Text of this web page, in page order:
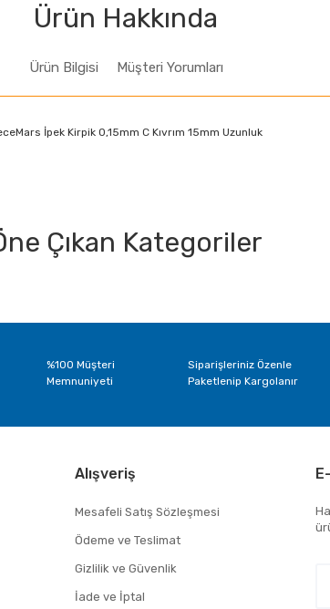
Ürün Hakkında
Ürün Bilgisi Müşteri Yorumları
İpek Kirpik 0,15mm C Kıvrım 15mm Uzunluk
Bu ürüne ilk yorumu siz yapın!
Çıkan Kategoriler
%100 Müşteri
Memnuniyeti
Siparişleriniz Özenle
Paketlenip Kargolanır
Alışveriş
Mesafeli Satış Sözleşmesi
Ödeme ve Teslimat
Gizlilik ve Güvenlik
İade ve İptal